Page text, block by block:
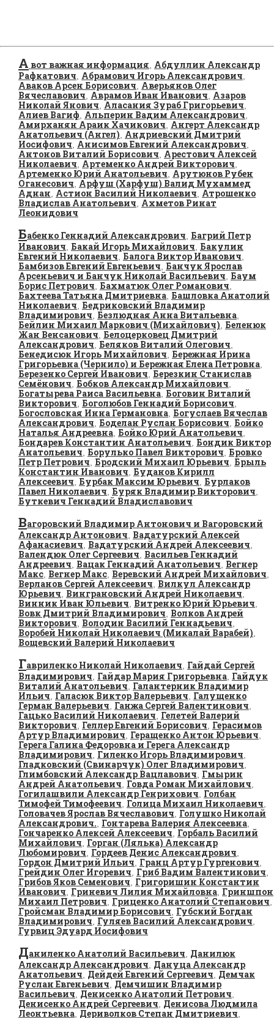
А вот важная информация, Абдуллин Александр
Рафкатович, Абрамович Игорь Александрович,
Аваков Арсен Борисович, Аверьянов Олег
Вячеславович, Аврамов Иван Иванович, Азаров
Николай Янович, Аласания Зураб Григорьевич,
Алиев Вагиф, Альперин Вадим Александрович,
Амирханян Араик Хачикович, Ангерт Александр
Анатольевич (Ангел), Андриевский Дмитрий
Иосифович, Анисимов Евгений Александрович,
Антонов Виталий Борисович, Арестович Алексей
Николаевич, Артеменко Андрей Викторович,
Артеменко Юрий Анатольевич, Арутюнов Рубен
Оганесович, Арфуш (Харфуш) Валид Мухаммед
Аднан, Астион Василий Николаевич, Атрошенко
Владислав Анатольевич, Ахметов Ринат
Леонидович
Бабенко Геннадий Александрович, Багрий Петр
Иванович, Бакай Игорь Михайлович, Бакулин
Евгений Николаевич, Балога Виктор Иванович,
Бамбизов Евгений Евгеньевич, Банчук Ярослав
Арсеньевич и Банчук Николай Васильевич, Баум
Борис Петрович, Бахматюк Олег Романович,
Бахтеева Татьяна Дмитриевна, Башловка Анатолий
Николаевич, Бедриковский Владимир
Владимирович, Безлюдная Анна Витальевна,
Бейлин Михаил Маркович (Михайлович), Беленюк
Жан Венсанович, Белоцерковец Дмитрий
Александрович, Беляков Виталий Олегович,
Бенедисюк Игорь Михайлович, Бережная Ирина
Григорьевна (Чернило) и Бережная Елена Петровна,
Березенко Сергей Иванович, Березкин Станислав
Семёнович, Бобков Александр Михайлович,
Богатырева Раиса Васильевна, Боговин Виталий
Викторович, Боголюбов Геннадий Борисович,
Богословская Инна Германовна, Богуслаев Вячеслав
Александрович, Боделан Руслан Борисович, Бойко
Наталья Андреевна, Бойко Юрий Анатольевич,
Бондарев Константин Анатольевич, Бондик Виктор
Анатольевич, Борулько Павел Викторович, Бровко
Петр Петрович, Бродский Михаил Юрьевич, Брыль
Константин Иванович, Буданов Кирилл
Алексеевич, Бурбак Максим Юрьевич, Бурлаков
Павел Николаевич, Буряк Владимир Викторович,
Буткевич Геннадий Владиславович
Вагоровский Владимир Антонович и Вагоровский
Александр Антонович, Вадатурский Алексей
Афанасиевич, Вадатурский Андрей Алексеевич,
Валендюк Олег Сергеевич, Васильев Геннадий
Андреевич, Вацак Геннадий Анатольевич, Вегнер
Макс, Вегнер Макс, Веревский Андрей Михайлович,
Верланов Сергей Алексеевич, Вилкул Александр
Юрьевич, Винграновский Андрей Николаевич,
Винник Иван Юльевич, Витренко Юрий Юрьевич,
Вовк Дмитрий Владимирович, Волков Андрей
Викторович, Володин Василий Геннадьевич,
Воробей Николай Николаевич (Микалай Варабей),
Вощевский Валерий Николаевич
Гавриленко Николай Николаевич, Гайдай Сергей
Владимирович, Гайдар Мария Григорьевна, Гайдук
Виталий Анатольевич, Галантерник Владимир
Ильич, Галасюк Виктор Валерьевич, Галущенко
Герман Валерьевич, Ганжа Сергей Валентинович,
Гацько Василий Николаевич, Гелетей Валерий
Викторович, Геллер Евгений Борисович, Герасимов
Артур Владимирович, Геращенко Антон Юрьевич,
Герега Галина Федоровна и Герега Александр
Владимирович, Гиленко Игорь Владимирович,
Гладковский (Свинарчук) Олег Владимирович,
Глимбовский Александр Вацлавович, Гмырин
Андрей Анатольевич, Говда Роман Михайлович,
Гогилашвили Александр Генрихович, Голбан
Тимофей Тимофеевич, Голица Михаил Николаевич,
Головачев Ярослав Вячеславович, Голушко Николай
Александрович., Гонтарева Валерия Алексеевна,
Гончаренко Алексей Алексеевич, Горбаль Василий
Михайлович, Горган (Лялька) Александр
Любомирович, Гордеев Денис Александрович,
Гордон Дмитрий Ильич, Гранц Артур Гургенович,
Грейдин Олег Игоревич, Гриб Вадим Валентинович,
Грибов Яков Семенович, Григоришин Константин
Иванович, Гриневич Лилия Михайловна, Гриншпон
Михаил Петрович, Гриценко Анатолий Степанович,
Гройсман Владимир Борисович, Губский Богдан
Владимирович, Гуляев Василий Александрович,
Гурвиц Эдуард Иосифович
Даниленко Анатолий Васильевич, Данилюк
Александр Александрович, Дануца Александр
Анатольевич, Дейдей Евгений Сергеевич, Демчак
Руслан Евгеньевич, Демчишин Владимир
Васильевич, Денисенко Анатолий Петрович,
Денисенко Андрей Сергеевич, Денисова Людмила
Леонтьевна, Дериволков Степан Дмитриевич,